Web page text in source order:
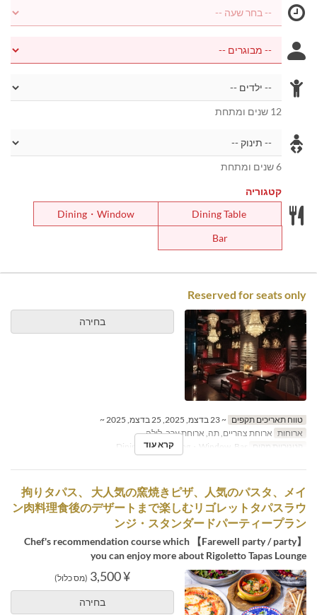
12 שנים ומתחת
6 שנים ומתחת
קטגוריה
Dining Table
Dining・Window
Bar
Reserved for seats only
בחירה
טווח תאריכים תקפים ~ 23 בדצמ, 2025, 25 בדצמ, 2025 ~
ארוחות ארוחת צהריים, תה, ארוחת ערב, לילה
קטגוריית מקום
קרא עוד
拘りタパス、 大人気の窯焼きピザ、人気のパスタ、メイ
ン肉料理食後のデザートまで楽しむリゴレットタパスラウ
ンジ・スタンダードパーティープラン
【Farewell party / party】 Chef's recommendation course which
you can enjoy more about Rigoletto Tapas Lounge
¥ 3,500 (מס כלול)
בחירה